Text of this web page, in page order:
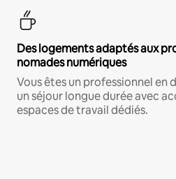
Des logements adaptés aux
nomades numériques
Vous êtes un professionnel en
un séjour longue durée avec
espaces de travail dédiés.